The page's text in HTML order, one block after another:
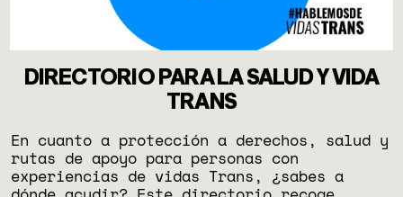
DIRECTORIO PARA LA SALUD Y VIDA
TRANS
En cuanto a protección a derechos, salud y
rutas de apoyo para personas con
experiencias de vidas Trans, ¿sabes a